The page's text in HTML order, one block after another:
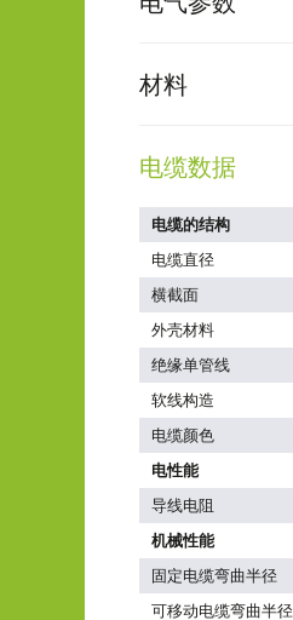
材料
电缆数据
电缆的结构
电缆直径
横截面
外壳材料
绝缘单管线
软线构造
电缆颜色
电性能
导线电阻
机械性能
固定电缆弯曲半径
可移动电缆弯曲半径